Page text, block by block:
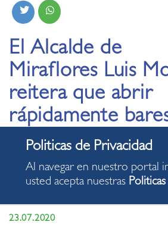
El Alcalde de
Miraflores Luis
reitera que abrir
rápidamente
discotecas puede
provocar una
contaminación
23.07.2020
Al navegar en nuestro portal
usted acepta nuestras